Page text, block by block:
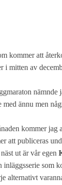
kommer att
i mitten av
med ännu men
kommer jag
att publiceras
ut är vår egen
inläggsserie som
alternativt